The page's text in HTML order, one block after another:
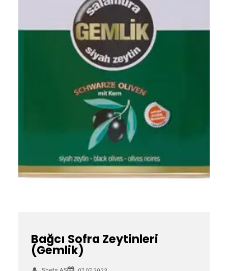
Bağcı Sofra Zeytinleri
(Gemlik)